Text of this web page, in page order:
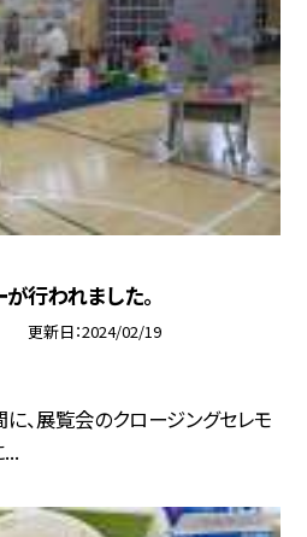
行われました。
更新日 2024/02/19
に、展覧会のクロージングセレモ